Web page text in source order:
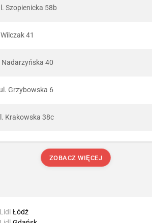
Szopienicka 58b
41
Nadarzyńska 40
Grzybowska 6
Krakowska 38c
ZOBACZ WIĘCEJ
Lidl Łódź